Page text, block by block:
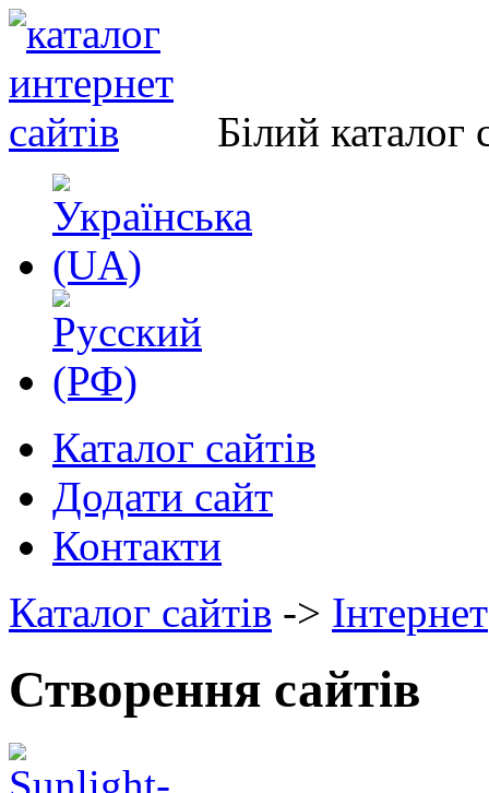
Білий каталог
Каталог сайтів
Додати сайт
Контакти
Каталог сайтів -> Інтернет
Створення сайтів